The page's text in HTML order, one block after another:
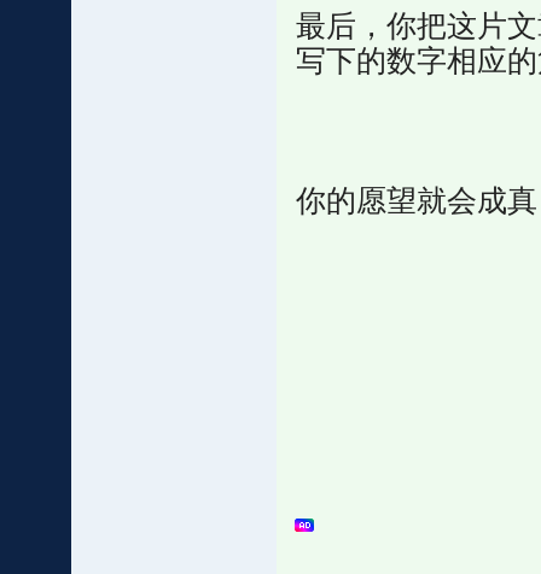
最后，你把这片
写下的数字相应
你的愿望就会成真